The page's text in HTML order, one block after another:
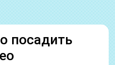
посадить